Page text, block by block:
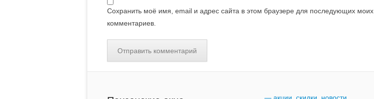
Сохранить моё имя, email и адрес сайта в этом браузере для последующих моих
комментариев.